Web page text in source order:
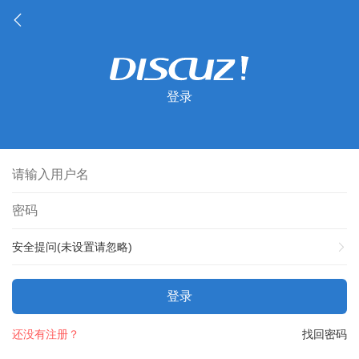
登录
安全提问(未设置请忽略)
登录
找回密码
还没有注册？